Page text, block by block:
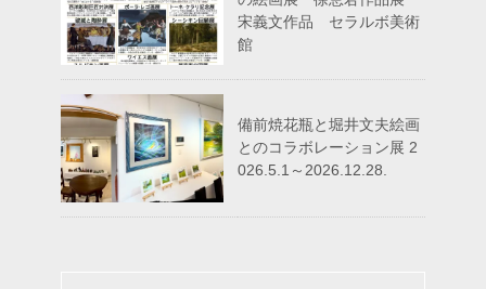
宋義文作品 セラルボ美術
館
備前焼花瓶と堀井文夫絵画
とのコラボレーション展 2
026.5.1～2026.12.28.